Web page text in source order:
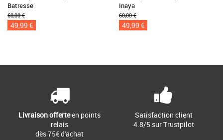
Batresse
60,00 €
49,99 €
Inaya
60,00 €
49,99 €
Livraison offerteen points
relais
dès 75€ d'achat
Satisfaction client
4.8/5 sur Trustpilot